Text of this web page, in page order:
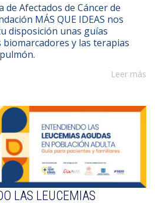
de Afectados de Cáncer de
MÁS QUE IDEAS nos
disposición unas guías
y las terapias
Leer más
LAS LEUCEMIAS